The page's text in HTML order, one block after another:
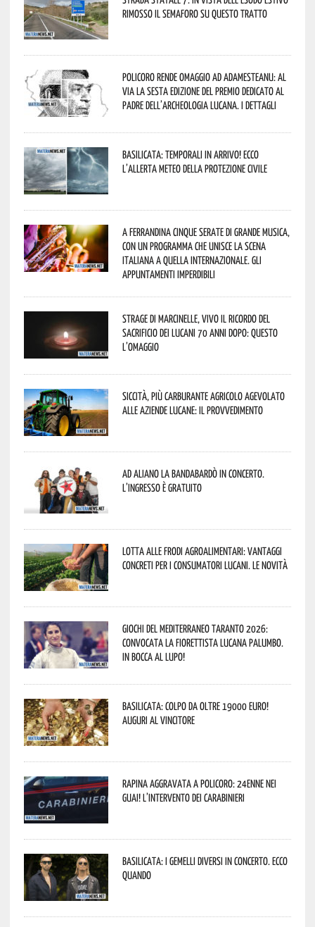
rimosso il semaforo su questo tratto
Policoro rende omaggio ad Adamesteanu: al
via la sesta edizione del Premio dedicato al
padre dell’archeologia lucana. I dettagli
Basilicata: temporali in arrivo! Ecco
l’allerta meteo della Protezione civile
A Ferrandina cinque serate di grande musica,
con un programma che unisce la scena
italiana a quella internazionale. Gli
appuntamenti imperdibili
Strage di Marcinelle, vivo il ricordo del
sacrificio dei lucani 70 anni dopo: questo
l’omaggio
Siccità, più carburante agricolo agevolato
alle aziende lucane: il provvedimento
Ad Aliano la Bandabardò in concerto.
L’ingresso è gratuito
Lotta alle frodi agroalimentari: vantaggi
concreti per i consumatori lucani. Le novità
Giochi del Mediterraneo Taranto 2026:
convocata la fiorettista lucana Palumbo.
In bocca al lupo!
Basilicata: colpo da oltre 19000 Euro!
Auguri al vincitore
Rapina aggravata a Policoro: 24enne nei
guai! L’intervento dei Carabinieri
Basilicata: i Gemelli DiVersi in concerto. Ecco
quando